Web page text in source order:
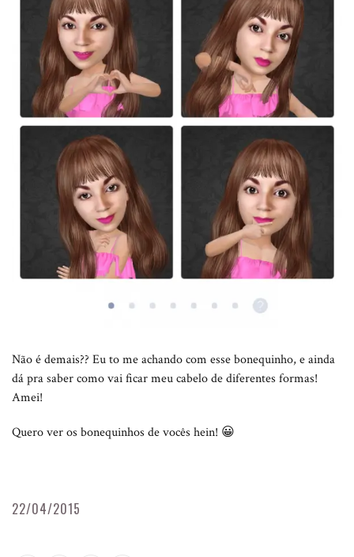
Não é demais?? Eu to me achando com esse bonequinho, e ainda
dá pra saber como vai ficar meu cabelo de diferentes formas!
Amei!
Quero ver os bonequinhos de vocês hein! 😀
22/04/2015